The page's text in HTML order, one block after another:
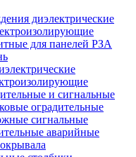
диэлектрические
для панелей РЗА
и сигнальные
оградительные
сигнальные
аварийные